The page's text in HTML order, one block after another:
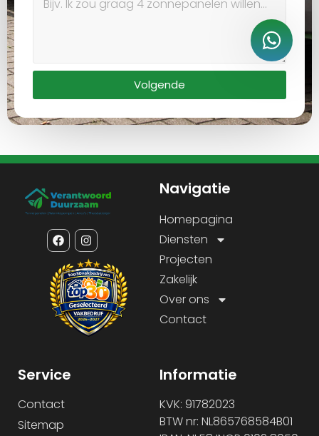
Volgende
Navigatie
Homepagina
Diensten
Projecten
Zakelijk
Over ons
Contact
Service
Contact
Sitemap
Informatie
KVK: 91782023
BTW nr: NL865768584B01